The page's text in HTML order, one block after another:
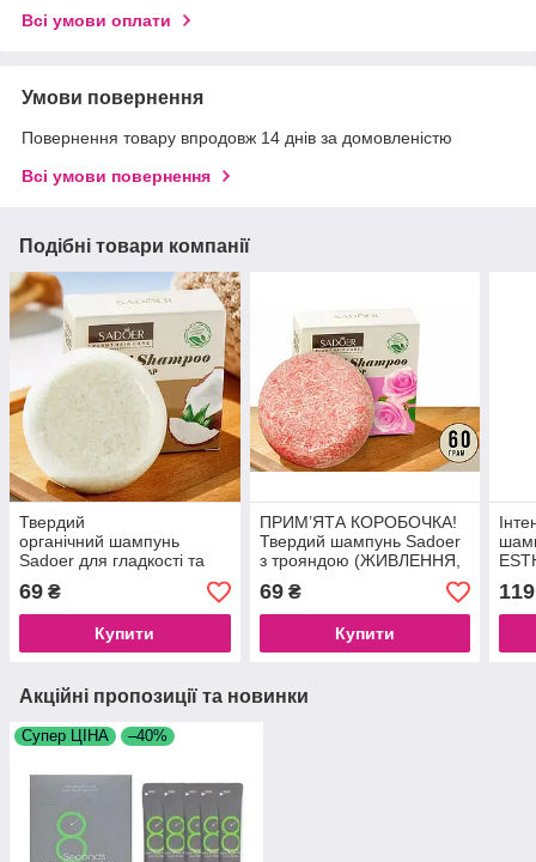
Всі умови оплати
Умови повернення
Повернення товару впродовж 14 днів за домовленістю
Всі умови повернення
Подібні товари компанії
Твердий
органічний шампунь
Sadoer для гладкості та
блиску волосся з олією
кокосу, 60 g
69 ₴
Купити
ПРИМ’ЯТА КОРОБОЧКА!
Твердий шампунь Sadoer
з трояндою (ЖИВЛЕННЯ,
ВІД ЛУПИ, КОНТРОЛЬ
ЖИРНОСТІ ТА
ПОЗБАВЛЕННЯ
СВЕРБЛЯЧКИ), 60 g
69₴
Купити
119
Акційні пропозиції та новинки
Супер ЦІНА –40%